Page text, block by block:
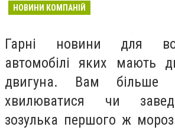
НОВИНИ КОМПАНІЙ
Гарні новини для
автомобілі яких мають
двигуна. Вам більше
хвилюватися чи
зозулька першого ж